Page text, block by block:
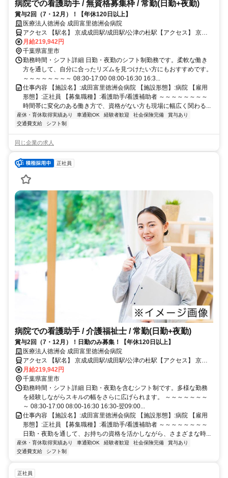
病院での看護助手 / 無資格募集枠 / 常勤(日勤+夜勤)
賞与2回（7・12月）！【年休120日以上】
医療法人徳洲会 成田富里徳洲会病院
アクセス 【駅名】 京成成田駅/成田駅/公津の杜駅【アクセス】 京成
成田駅から徒歩8分
月給219,942円
千葉県富里市
勤務時間・シフト詳細 日勤・夜勤のシフト制勤務です。柔軟な働き
方を通して、自分に合ったリズムを見つけたい方にもおすすめです。
～～～～～～～～ 08:30-17:00 08:00-16:30 16:3...
仕事内容 【施設名】:成田富里徳洲会病院 【施設形態】:病院 【雇用
形態】:正社員 【募集職種】:看護助手/看護補助者 ～～～～～～～～
時間帯に変化のある働き方で、資格がない方も現場に幅広く関わる...
産休・育休取得実績あり 車通勤OK 経験者歓迎 社会保険完備
賞与あり
交通費支給
シフト制
同じ企業の求人
正社員
病院での看護助手 / 介護福祉士 / 常勤(日勤+夜勤)
賞与2回（7・12月）！日勤のみ募集！【年休120日以上】
医療法人徳洲会 成田富里徳洲会病院
アクセス 【駅名】 京成成田駅/成田駅/公津の杜駅【アクセス】 京成
成田駅から徒歩8分
月給219,942円
千葉県富里市
勤務時間・シフト詳細 日勤・夜勤を含むシフト制です。多様な勤務
を経験しながらスキルの幅をさらに広げられます。 ～～～～～～～
～ 08:30-17:00 08:00-16:30 16:30-翌09:00...
仕事内容 【施設名】:成田富里徳洲会病院 【施設形態】:病院 【雇用
形態】:正社員 【募集職種】:看護助手/看護補助者 ～～～～～～～～
日勤・夜勤を通して、お持ちの資格を活かしながら、さまざまな時...
産休・育休取得実績あり 車通勤OK 経験者歓迎 社会保険完備
賞与あり
交通費支給
シフト制
正社員